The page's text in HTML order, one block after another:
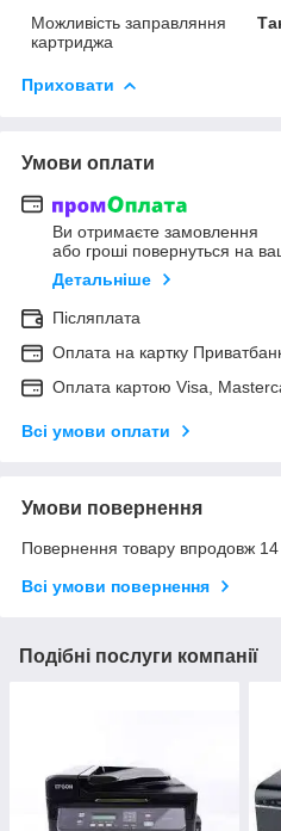
Можливість заправляння
картриджа
Приховати
Умови оплати
Ви отримаєте замовлення
або гроші повернуться на
Детальніше
Післяплата
Оплата на картку
Оплата картою Visa,
Всі умови оплати
Умови повернення
Повернення товару впродовж 14
Всі умови повернення
Подібні послуги компанії